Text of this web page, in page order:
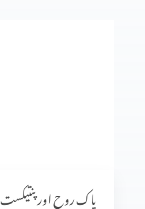
پاک روح اور پنتیکست